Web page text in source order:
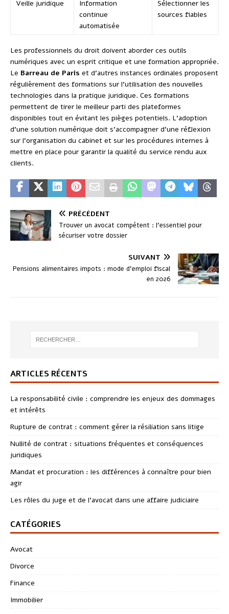
Veille juridique
Information
continue
automatisée
Sélectionner les
sources fiables
Les professionnels du droit doivent aborder ces outils
numériques avec un esprit critique et une formation appropriée.
Le Barreau de Paris et d’autres instances ordinales proposent
régulièrement des formations sur l’utilisation des nouvelles
technologies dans la pratique juridique. Ces formations
permettent de tirer le meilleur parti des plateformes
disponibles tout en évitant les pièges potentiels. L’adoption
d’une solution numérique doit s’accompagner d’une réflexion
sur l’organisation du cabinet et sur les procédures internes à
mettre en place pour garantir la qualité du service rendu aux
clients.
PRÉCÉDENT
Trouver un avocat compétent : l’essentiel pour
sécuriser votre dossier
SUIVANT
Pensions alimentaires impots : mode d’emploi fiscal
en 2026
ARTICLES RÉCENTS
La responsabilité civile : comprendre les enjeux des dommages
et intérêts
Rupture de contrat : comment gérer la résiliation sans litige
Nullité de contrat : situations fréquentes et conséquences
juridiques
Mandat et procuration : les différences à connaître pour bien
agir
Les rôles du juge et de l’avocat dans une affaire judiciaire
CATÉGORIES
Avocat
Divorce
Finance
Immobilier